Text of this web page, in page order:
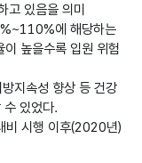
고 있음을 의미
에 해당하는
높을수록 입원 위험
지속성 향상 등 건강
수 있었다.
비 시행 이후(2020년)